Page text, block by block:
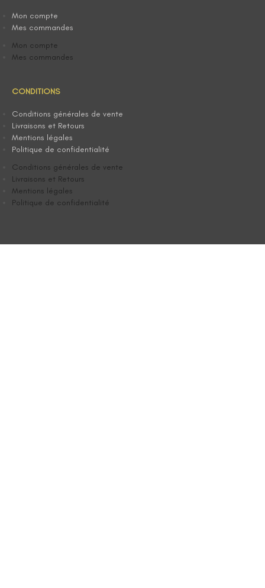
Mon compte
Mes commandes
Mon compte
Mes commandes
CONDITIONS
Conditions générales de vente
Livraisons et Retours
Mentions légales
Politique de confidentialité
Conditions générales de vente
Livraisons et Retours
Mentions légales
Politique de confidentialité